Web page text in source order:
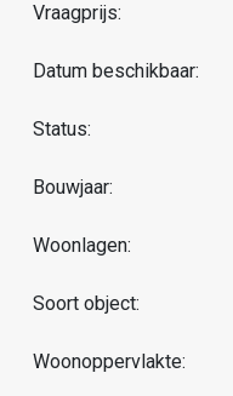
Vraagprijs:
Datum beschikbaar:
Status:
Bouwjaar:
Woonlagen:
Soort object:
Woonoppervlakte: